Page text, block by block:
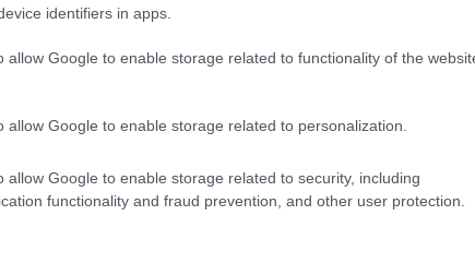
identifiers in apps.
allow Google to enable storage related to functionality of the
allow Google to enable storage related to personalization.
allow Google to enable storage related to security, including
functionality and fraud prevention, and other user protection.